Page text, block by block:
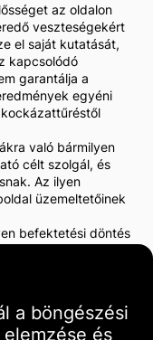
a böngészési
és
az oldalon
veszteségekért
el saját kutatását,
kapcsolódó
garantálja a
egyéni
való bármilyen
célt szolgál, és
Az ilyen
üzemeltetőinek
befektetési döntés
döntéseiért
a weboldal
vagy közvetett
található